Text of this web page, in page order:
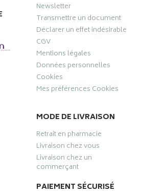
Newsletter
Transmettre un document
Déclarer un effet indésirable
CGV
Mentions légales
Données personnelles
Cookies
Mes préférences Cookies
MODE DE LIVRAISON
Retrait en pharmacie
Livraison chez vous
Livraison chez un
commerçant
PAIEMENT SÉCURISÉ